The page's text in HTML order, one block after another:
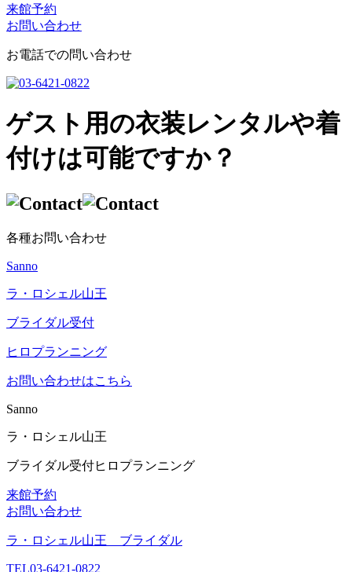
来館予約
お問い合わせ
お電話での問い合わせ
ゲスト用の衣装レンタルや着
付けは可能ですか？
各種お問い合わせ
Sanno
ラ・ロシェル山王
ブライダル受付
ヒロプランニング
お問い合わせはこちら
Sanno
ラ・ロシェル山王
ブライダル受付ヒロプランニング
来館予約
お問い合わせ
ラ・ロシェル山王 ブライダル
TEL03-6421-0822